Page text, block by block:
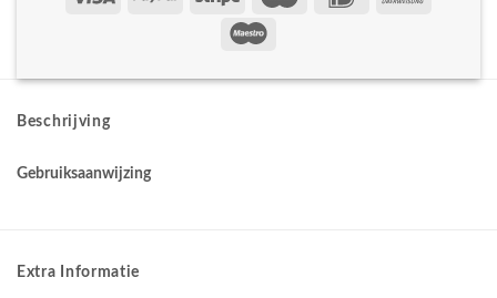
Beschrijving
Gebruiksaanwijzing
Extra Informatie